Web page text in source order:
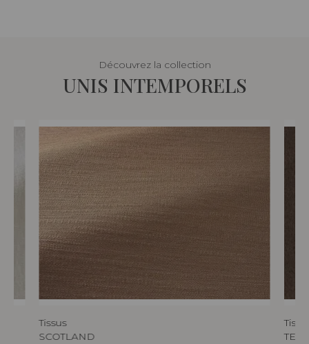
Découvrez la collection
UNIS INTEMPORELS
Tissus
SCOTLAND